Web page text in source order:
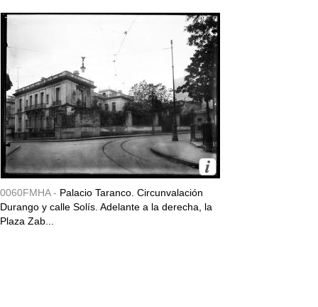
0060FMHA - Palacio Taranco. Circunvalación
Durango y calle Solís. Adelante a la derecha, la
Plaza Zab...